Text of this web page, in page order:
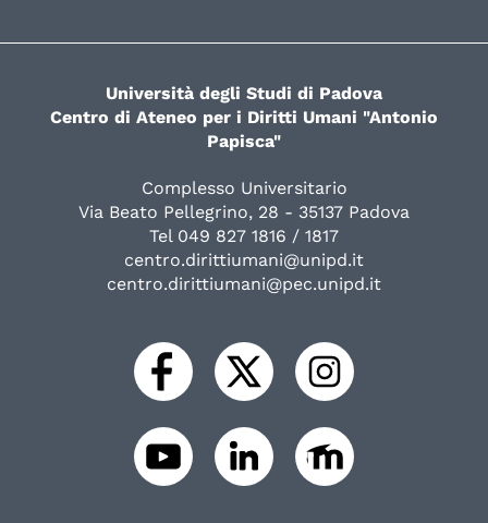
Università degli Studi di Padova
Centro di Ateneo per i Diritti Umani "Antonio
Papisca"
Complesso Universitario
Via Beato Pellegrino, 28 - 35137 Padova
Tel 049 827 1816 / 1817
centro.dirittiumani@unipd.it
centro.dirittiumani@pec.unipd.it